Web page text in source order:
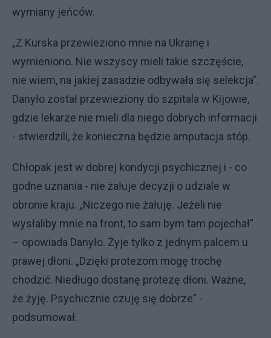
wymiany jeńców.
„Z Kurska przewieziono mnie na Ukrainę i
wymieniono. Nie wszyscy mieli takie szczęście,
nie wiem, na jakiej zasadzie odbywała się selekcja”.
Danyło został przewieziony do szpitala w Kijowie,
gdzie lekarze nie mieli dla niego dobrych informacji
- stwierdzili, że konieczna będzie amputacja stóp.
Chłopak jest w dobrej kondycji psychicznej i - co
godne uznania - nie żałuje decyzji o udziale w
obronie kraju. „Niczego nie żałuję. Jeżeli nie
wysłaliby mnie na front, to sam bym tam pojechał”
– opowiada Danyło. Żyje tylko z jednym palcem u
prawej dłoni. „Dzięki protezom mogę trochę
chodzić. Niedługo dostanę protezę dłoni. Ważne,
że żyję. Psychicznie czuję się dobrze” -
podsumował.